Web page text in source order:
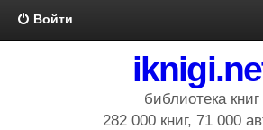
Войти
библиотека книг
282 000 книг, 71 000